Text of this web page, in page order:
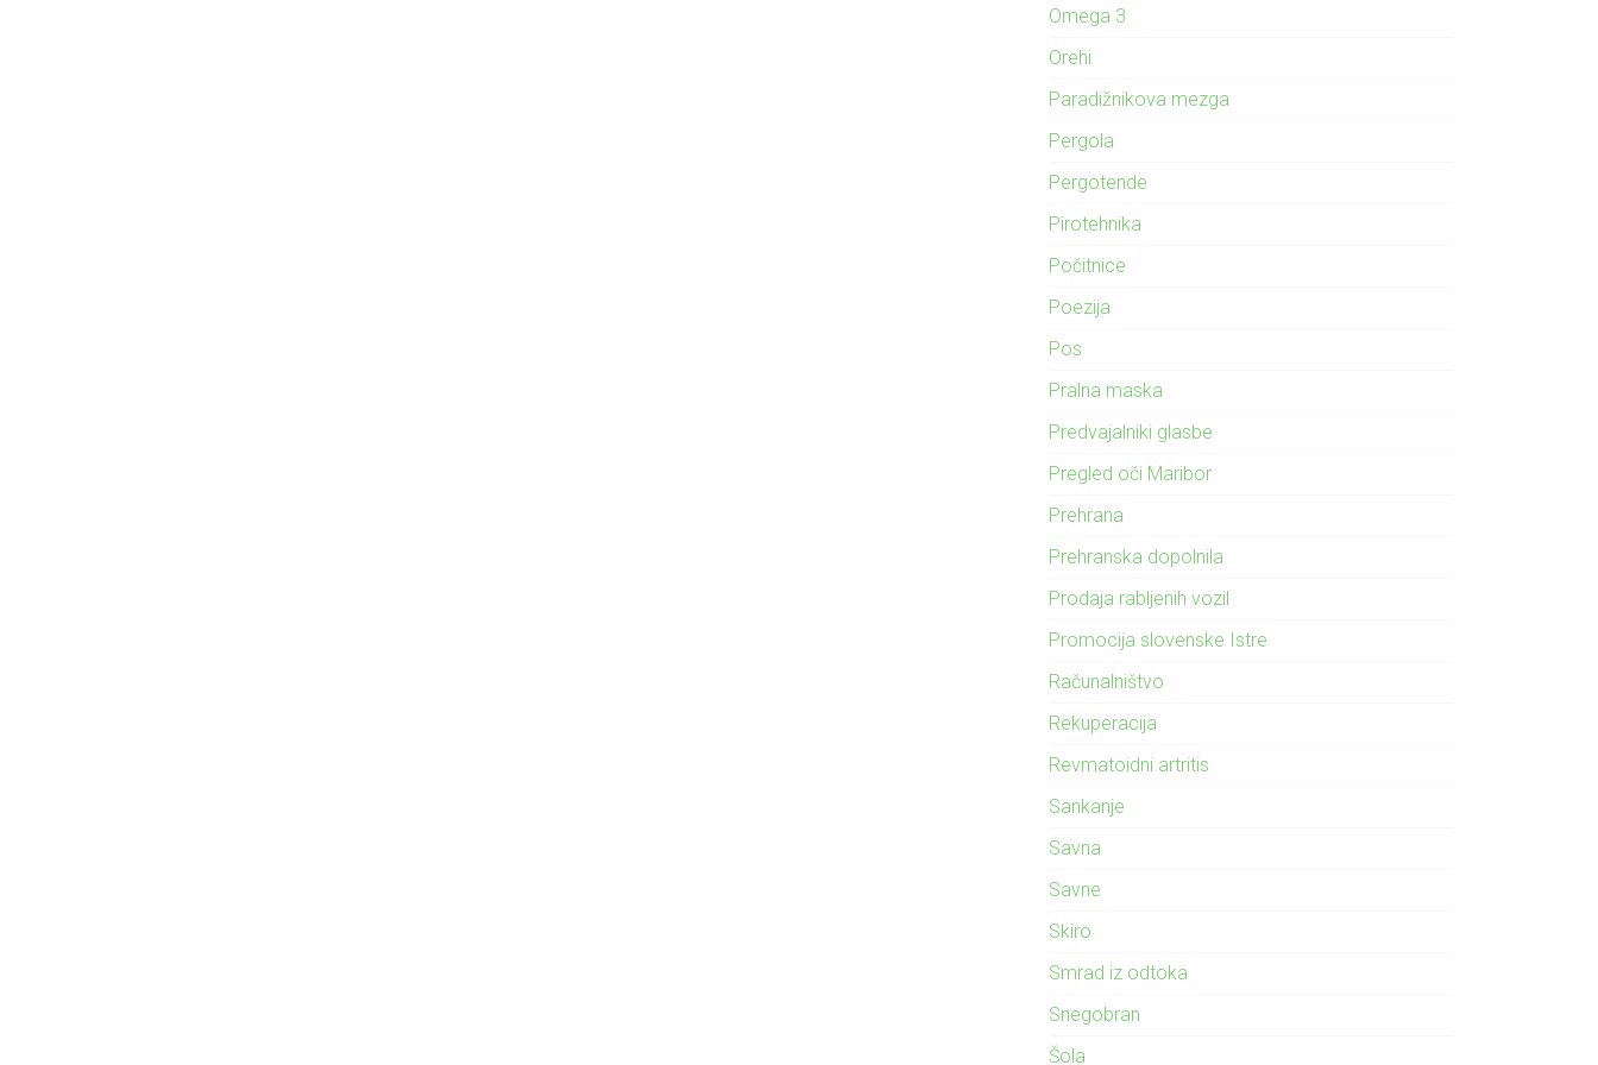
Omega 3
Orehi
Paradižnikova mezga
Pergola
Pergotende
Pirotehnika
Počitnice
Poezija
Pos
Pralna maska
Predvajalniki glasbe
Pregled oči Maribor
Prehrana
Prehranska dopolnila
Prodaja rabljenih vozil
Promocija slovenske Istre
Računalništvo
Rekuperacija
Revmatoidni artritis
Sankanje
Savna
Savne
Skiro
Smrad iz odtoka
Snegobran
Šola